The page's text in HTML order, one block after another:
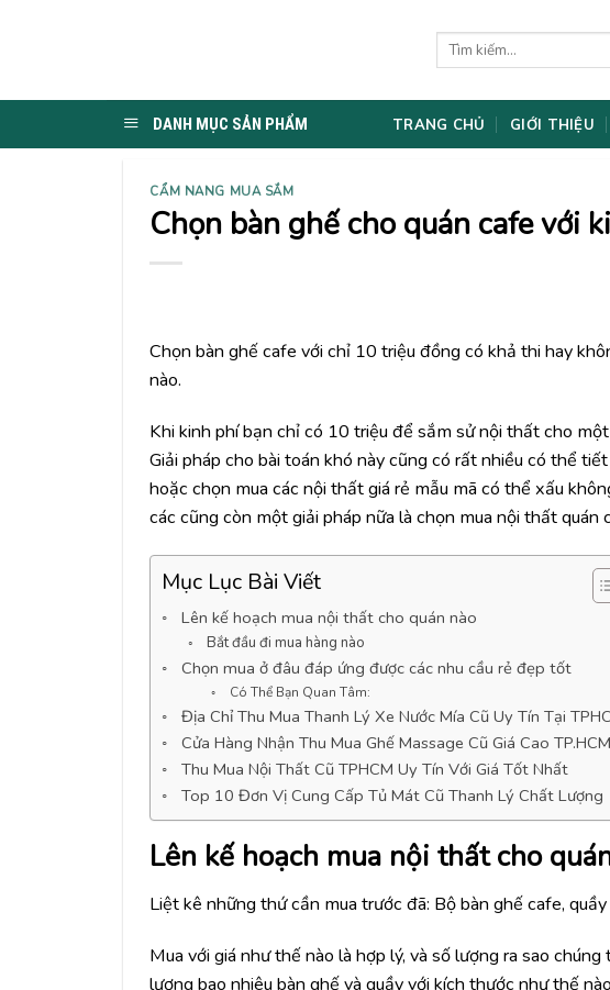
Tìm
DANH MỤC SẢN PHẨM TRANG CHỦ GIỚI THIỆU
CẨM NANG MUA SẮM
Chọn bàn ghế cho quán cafe với
Chọn bàn ghế cafe với chỉ 10 triệu đồng có khả thi hay
nào.
Khi kinh phí bạn chỉ có 10 triệu để sắm sử nội thất cho
Giải pháp cho bài toán khó này cũng có rất nhiều có thể
hoặc chọn mua các nội thất giá rẻ mẫu mã có thể xấu
các cũng còn một giải pháp nữa là chọn mua nội thất
Mục Lục Bài Viết
Lên kế hoạch mua nội thất cho quán nào
Bắt đầu đi mua hàng nào
Chọn mua ở đâu đáp ứng được các nhu cầu rẻ đẹp tốt
Có Thể Bạn Quan Tâm:
Địa Chỉ Thu Mua Thanh Lý Xe Nước Mía Cũ Uy Tín Tại
Cửa Hàng Nhận Thu Mua Ghế Massage Cũ Giá Cao TP.HCM
Thu Mua Nội Thất Cũ TPHCM Uy Tín Với Giá Tốt Nhất
Top 10 Đơn Vị Cung Cấp Tủ Mát Cũ Thanh Lý Chất Lượng
Lên kế hoạch mua nội thất cho
Liệt kê những thứ cần mua trước đã: Bộ bàn ghế cafe,
Mua với giá như thế nào là hợp lý, và số lượng ra sao
lượng bao nhiêu bàn ghế và quầy với kích thước như thế